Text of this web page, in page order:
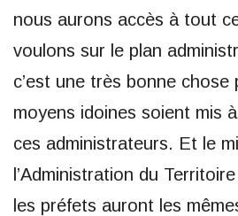
nous aurons accès à tout
voulons sur le plan
c’est une très bonne chose
moyens idoines soient mis
ces administrateurs. Et le
l’Administration du
les préfets auront les